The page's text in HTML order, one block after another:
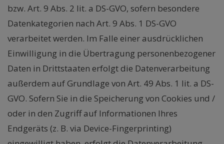
bzw. Art. 9 Abs. 2 lit. a DS-GVO, sofern besondere
Datenkategorien nach Art. 9 Abs. 1 DS-GVO
verarbeitet werden. Im Falle einer ausdrücklichen
Einwilligung in die Übertragung personenbezogener
Daten in Drittstaaten erfolgt die Datenverarbeitung
außerdem auf Grundlage von Art. 49 Abs. 1 lit. a DS-
GVO. Sofern Sie in die Speicherung von Cookies und /
oder in den Zugriff auf Informationen Ihres
Endgeräts (z. B. via Device-Fingerprinting)